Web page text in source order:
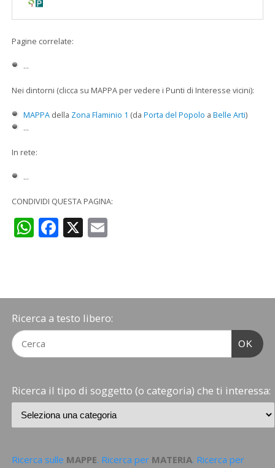
Pagine correlate:
...
Nei dintorni (clicca su MAPPA per vedere i Punti di Interesse vicini):
MAPPAdella Zona Flaminio 1 (da Porta del Popolo a Belle Arti)
...
In rete:
...
CONDIVIDI QUESTA PAGINA:
WhatsApp
Facebook
X Email
Ricerca a testo libero:
OK
Ricerca il tipo di soggetto (o categoria) che ti interessa:
Ricerca sulle MAPPE. Ricerca per MATERIA. Ricerca per